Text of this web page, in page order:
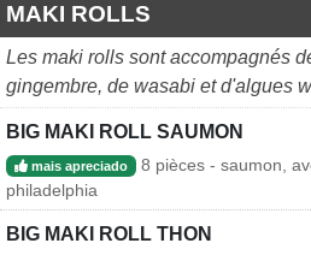
MAKI ROLLS
Les maki rolls sont accompagnés
gingembre, de wasabi et d'algues
BIG MAKI ROLL SAUMON
mais apreciado
8 pièces - saumon,
philadelphia
BIG MAKI ROLL THON